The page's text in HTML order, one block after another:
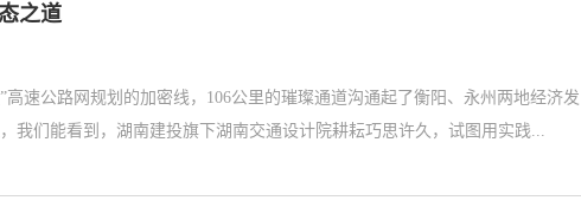
之道
速公路网规划的加密线，106公里的璀璨通道沟通起了衡阳、永州两地经济发
们能看到，湖南建投旗下湖南交通设计院耕耘巧思许久，试图用实践...